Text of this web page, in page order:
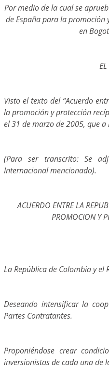
Por medio de la cual se
de España para la promoción
en
Visto el texto del “Acuerdo
la promoción y protección
el 31 de marzo de 2005, que
(Para ser transcrito: Se
Internacional mencionado).
ACUERDO ENTRE LA
PROMOCION Y
La República de Colombia y el
Deseando intensificar la
Partes Contratantes.
Proponiéndose crear
inversionistas de cada una de